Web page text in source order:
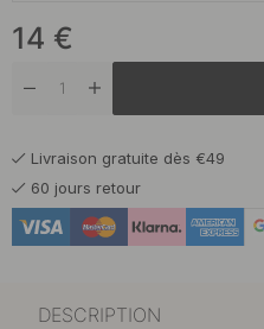
14 €
Livraison gratuite dès €49
60 jours retour
DESCRIPTION